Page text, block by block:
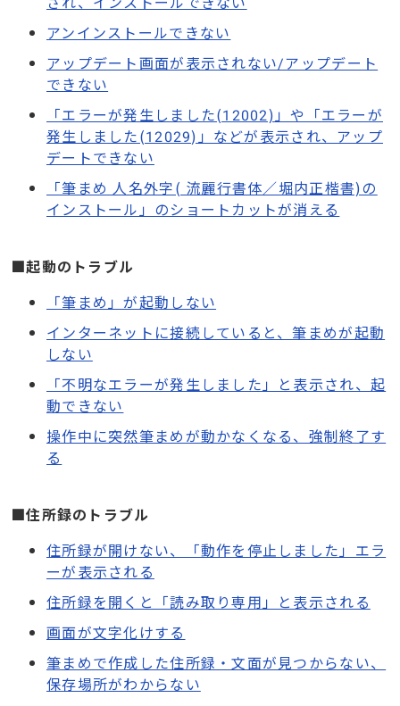
アンインストールできない
アップデート画面が表示されない/アップデート
できない
「エラーが発生しました(12002)」や「エラーが
発生しました(12029)」などが表示され、アップ
デートできない
「筆まめ 人名外字( 流麗行書体／堀内正楷書)の
インストール」のショートカットが消える
■起動のトラブル
「筆まめ」が起動しない
インターネットに接続していると、筆まめが起動
しない
「不明なエラーが発生しました」と表示され、起
動できない
操作中に突然筆まめが動かなくなる、強制終了す
る
■住所録のトラブル
住所録が開けない、「動作を停止しました」エラ
ーが表示される
住所録を開くと「読み取り専用」と表示される
画面が文字化けする
筆まめで作成した住所録・文面が見つからない、
保存場所がわからない